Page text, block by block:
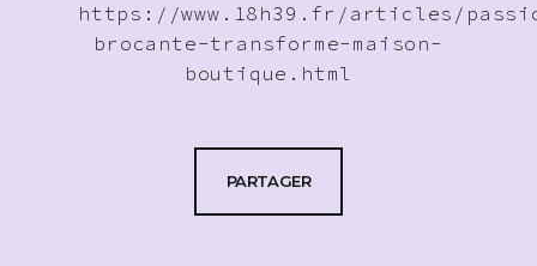
https://www.18h39.fr/articles/
brocante-transforme-maison-
boutique.html
PARTAGER